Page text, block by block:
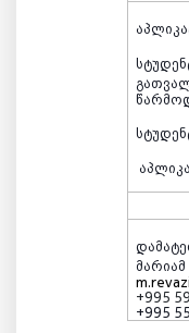
მარიამ
+995
+995